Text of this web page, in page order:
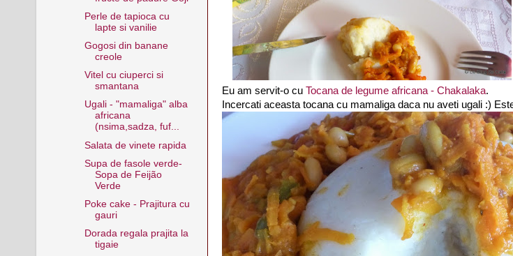
Eu am servit-o cu Tocana de legume africana - Chakalaka.
Incercati aceasta tocana cu mamaliga daca nu aveti ugali :)
Perle de tapioca cu
lapte si vanilie
Gogosi din banane
creole
Vitel cu ciuperci si
smantana
Ugali - "mamaliga" alba
africana
(nsima,sadza, fuf...
Salata de vinete rapida
Supa de fasole verde-
Sopa de Feijão
Verde
Poke cake - Prajitura cu
gauri
Dorada regala prajita la
tigaie